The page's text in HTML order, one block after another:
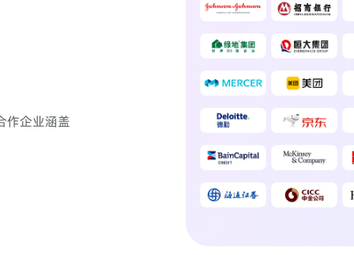
作企业涵盖